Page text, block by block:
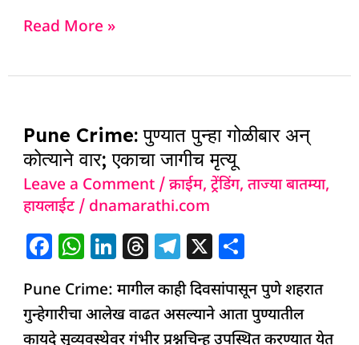
c
b
o
k
at
A
p
dI d ra
Read More »
Pune Crime: पुण्यात पुन्हा गोळीबार अन्
कोत्याने वार; एकाचा जागीच मृत्यू
Leave a Comment /क्राईम,ट्रेंडिंग,ताज्या बातम्या,
हायलाईट/ dnamarathi.com
F
c
e
W
at
s
Li
k
e
T
re
a
T
el
e
g
X
ar
e
Pune Crime: मागील काही दिवसांपासून पुणे शहरात
गुन्हेगारीचा आलेख वाढत असल्याने आता पुण्यातील
कायदे सुव्यवस्थेवर गंभीर प्रश्नचिन्ह उपस्थित करण्यात येत
Crime:
पुण्यात
पुन्हा
गोळीबार
अन्
कोत्याने
वार;
एकाचा
जागीच